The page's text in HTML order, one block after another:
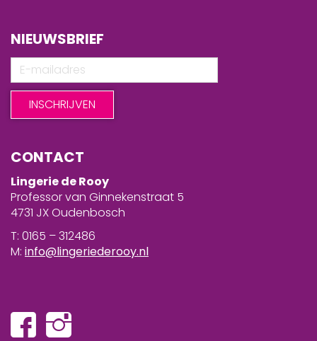
NIEUWSBRIEF
CONTACT
Lingerie de Rooy
Professor van Ginnekenstraat 5
4731 JX Oudenbosch
T: 0165 – 312486
M: info@lingeriederooy.nl